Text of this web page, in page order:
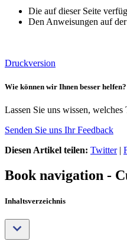
Die auf dieser Seite
Den Anweisungen auf
Druckversion
Wie können wir Ihnen besser helfen?
Lassen Sie uns wissen,
Senden Sie uns Ihr Feedback
Diesen Artikel teilen: Twitter|
Book navigation -
Inhaltsverzeichnis